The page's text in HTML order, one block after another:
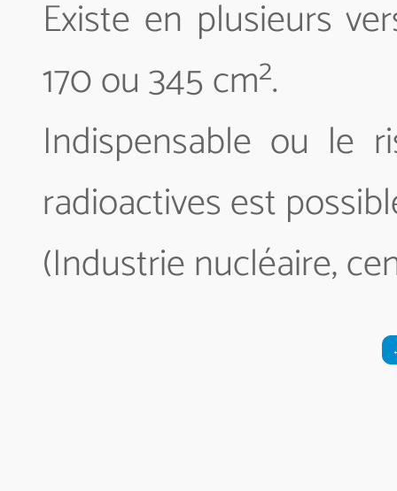
Existe en plusieurs
170 ou 345 cm².
Indispensable ou le
radioactives est
(Industrie nucléaire,